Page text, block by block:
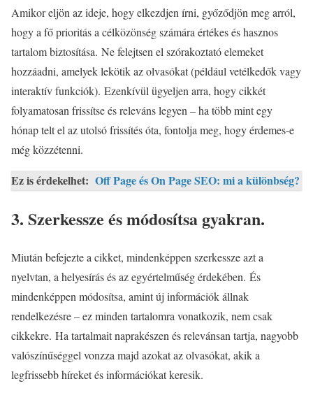
Amikor eljön az ideje, hogy elkezdjen írni, győződjön meg arról,
hogy a fő prioritás a célközönség számára értékes és hasznos
tartalom biztosítása. Ne felejtsen el szórakoztató elemeket
hozzáadni, amelyek lekötik az olvasókat (például vetélkedők vagy
interaktív funkciók). Ezenkívül ügyeljen arra, hogy cikkét
folyamatosan frissítse és releváns legyen – ha több mint egy
hónap telt el az utolsó frissítés óta, fontolja meg, hogy érdemes-e
még közzétenni.
Ez is érdekelhet: Off Page és On Page SEO: mi a különbség?
3. Szerkessze és módosítsa gyakran.
Miután befejezte a cikket, mindenképpen szerkessze azt a
nyelvtan, a helyesírás és az egyértelműség érdekében. És
mindenképpen módosítsa, amint új információk állnak
rendelkezésre – ez minden tartalomra vonatkozik, nem csak
cikkekre. Ha tartalmait naprakészen és relevánsan tartja, nagyobb
valószínűséggel vonzza majd azokat az olvasókat, akik a
legfrissebb híreket és információkat keresik.